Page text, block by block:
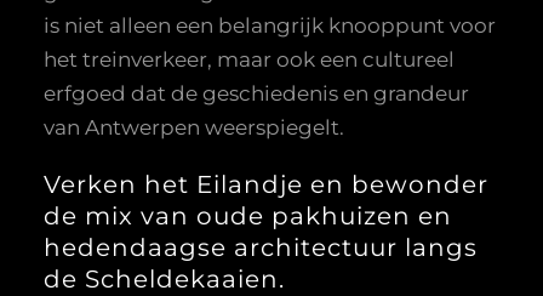
is niet alleen een belangrijk knooppunt voor
het treinverkeer, maar ook een cultureel
erfgoed dat de geschiedenis en grandeur
van Antwerpen weerspiegelt.
Verken het Eilandje en bewonder
de mix van oude pakhuizen en
hedendaagse architectuur langs
de Scheldekaaien.